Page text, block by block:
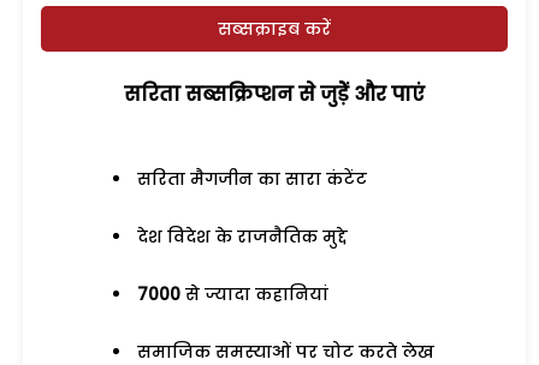
सब्सक्राइब करें
सरिता सब्सक्रिप्शन से जुड़ेें और पाएं
सरिता मैगजीन का सारा कंटेंट
देश विदेश के राजनैतिक मुद्दे
7000 से ज्यादा कहानियां
समाजिक समस्याओं पर चोट करते लेख